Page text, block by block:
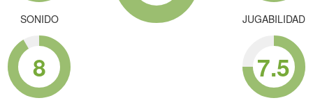
SONIDO
8
JUGABILIDAD
7.5